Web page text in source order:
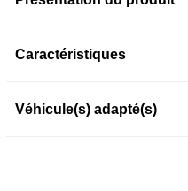
Caractéristiques
Véhicule(s) adapté(s)